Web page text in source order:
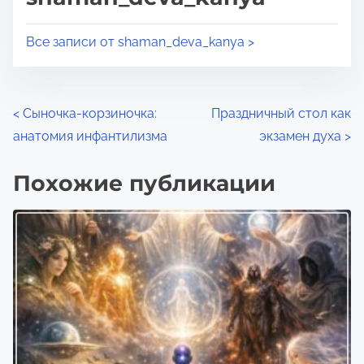
п
ь
ю
:
н
Все записи от shaman_deva_kanya >
Н
а
в
и
г
а
ц
и
< Сыночка-корзиночка:
анатомия инфантилизма
Праздничный стол как
экзамен духа >
Похожие публикации